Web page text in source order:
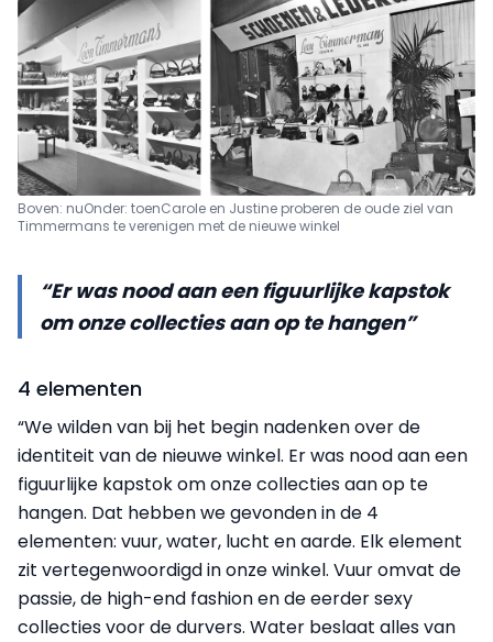
Boven: nuOnder: toenCarole en Justine proberen de oude ziel van
Timmermans te verenigen met de nieuwe winkel
“Er was nood aan een figuurlijke kapstok
om onze collecties aan op te hangen”
4 elementen
“We wilden van bij het begin nadenken over de
identiteit van de nieuwe winkel. Er was nood aan een
figuurlijke kapstok om onze collecties aan op te
hangen. Dat hebben we gevonden in de 4
elementen: vuur, water, lucht en aarde. Elk element
zit vertegenwoordigd in onze winkel. Vuur omvat de
passie, de high-end fashion en de eerder sexy
collecties voor de durvers. Water beslaat alles van